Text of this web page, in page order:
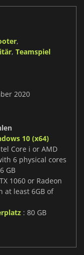
,
, Teamspiel
2020
10 (x64)
Core i or AMD
6 physical cores
GB
1060 or Radeon
at least 6GB of
: 80 GB